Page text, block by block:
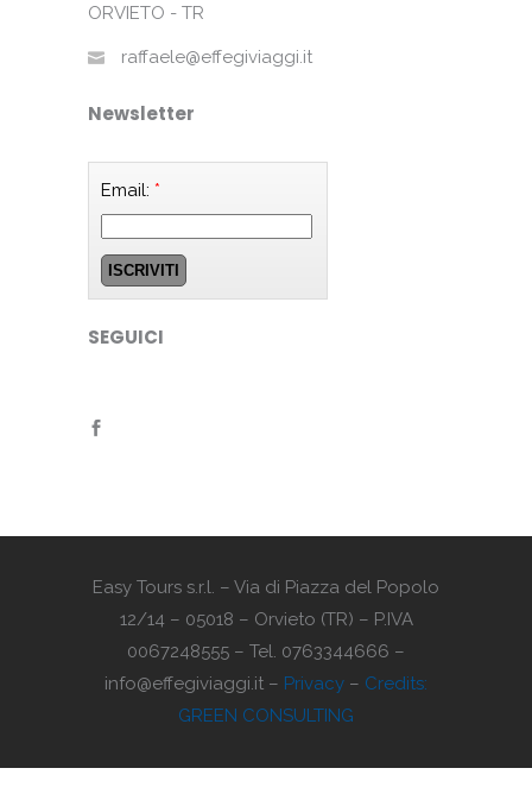
ORVIETO - TR
raffaele@effegiviaggi.it
Newsletter
Email: *
SEGUICI
Easy Tours s.r.l. – Via di Piazza del Popolo
12/14 – 05018 – Orvieto (TR) – P.IVA
0067248555 – Tel. 0763344666 –
info@effegiviaggi.it – Privacy – Credits:
GREEN CONSULTING